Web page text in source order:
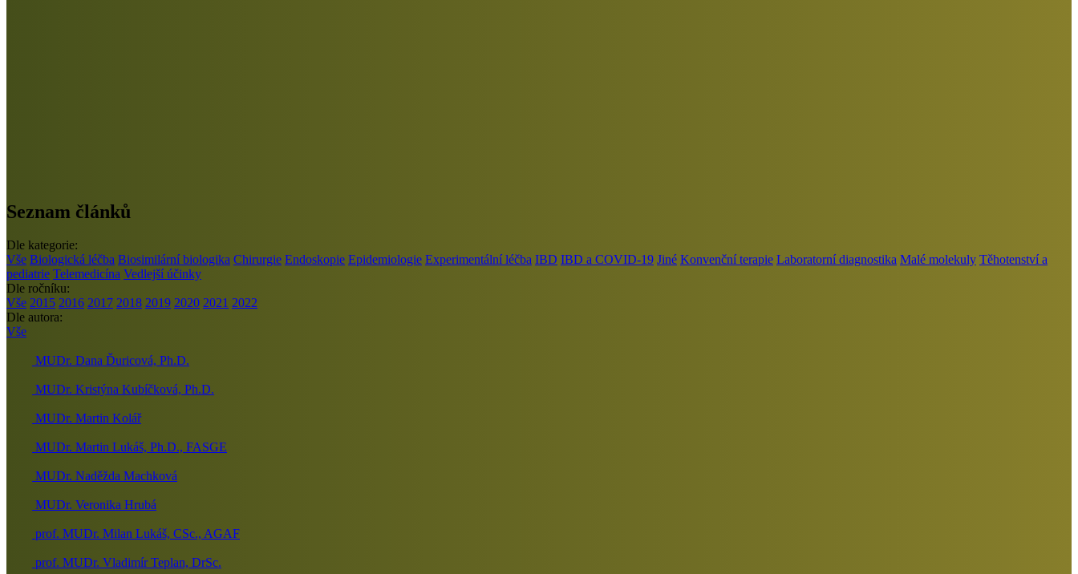
Seznam článků
Dle kategorie:
Vše Biologická léčba Biosimilární biologika Chirurgie Endoskopie Epidemiologie Experimentální léčba IBD IBD a COVID-19 Jiné Konvenční terapie Laboratorní diagnostika Malé molekuly Těhotenství a
pediatrie Telemedicína Vedlejší účinky
Dle ročníku:
Vše 2015 2016 2017 2018 2019 2020 2021 2022
Dle autora:
Vše
MUDr. Dana Ďuricová, Ph.D.
MUDr. Kristýna Kubíčková, Ph.D.
MUDr. Martin Kolář
MUDr. Martin Lukáš, Ph.D., FASGE
MUDr. Naděžda Machková
MUDr. Veronika Hrubá
prof. MUDr. Milan Lukáš, CSc., AGAF
prof. MUDr. Vladimír Teplan, DrSc.